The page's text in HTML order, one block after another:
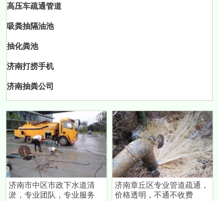
高压车疏通管道
吸粪抽隔油池
抽化粪池
济南打捞手机
济南抽粪公司
济南市中区市政下水道清
淤，专业团队，专业服务
济南章丘区专业管道疏通，
价格透明，不通不收费